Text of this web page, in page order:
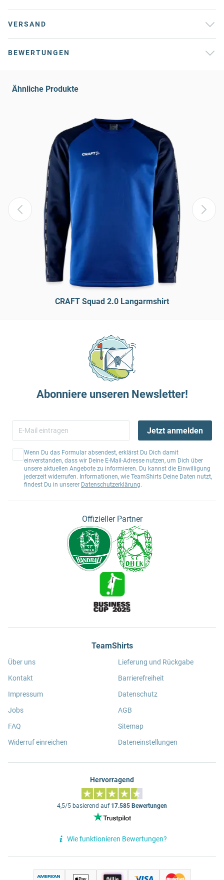
VERSAND
BEWERTUNGEN
Ähnliche Produkte
CRAFT Squad 2.0 Langarmshirt
Abonniere unseren Newsletter!
Jetzt anmelden
Wenn Du das Formular absendest, erklärst Du Dich damit
einverstanden, dass wir Deine E-Mail-Adresse nutzen, um Dich über
unsere aktuellen Angebote zu informieren. Du kannst die Einwilligung
jederzeit widerrufen. Informationen, wie TeamShirts Deine Daten nutzt,
findest Du in unserer Datenschutzerklärung.
Offizieller Partner
TeamShirts
Über uns
Kontakt
Impressum
Jobs
FAQ
Widerruf einreichen
Lieferung und Rückgabe
Barrierefreiheit
Datenschutz
AGB
Sitemap
Dateneinstellungen
Hervorragend
4,5/5 basierend auf 17.585 Bewertungen
Wie funktionieren Bewertungen?